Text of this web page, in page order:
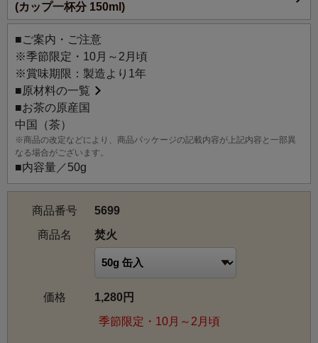
小種の燻製香が、パチパチと燃える焚火を思わせます。
甘いマンゴーとフレッシュなパッションフルーツの南国の
香りで、ぽっと明るい炎の温かみをイメージしました。
のんびり過ごしたい午後や秋の気配を感じたら、ぜひおす
すめしたいお茶です。
(カップ一杯分 150ml)
■ご案内・ご注意
※季節限定・10月～2月頃
※賞味期限：製造より1年
■原材料の一覧
■お茶の原産国
中国（茶）
※商品の改定などにより、商品パッケージの記載内容が上記内容と一部異
なる場合がございます。
■内容量／50g
商品番号
5699
商品名
焚火
価格
1,280円
季節限定・10月～2月頃